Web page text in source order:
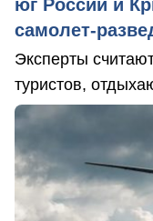
юг России и
самолет-
Эксперты
туристов,